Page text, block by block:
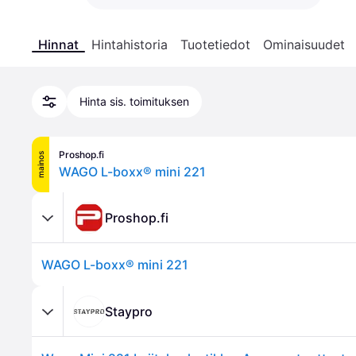
Hinnat Hintahistoria Tuotetiedot Ominaisuudet
Hinta sis. toimituksen
mainos Proshop.fi
WAGO L-boxx® mini 221
Proshop.fi
WAGO L-boxx® mini 221
Staypro